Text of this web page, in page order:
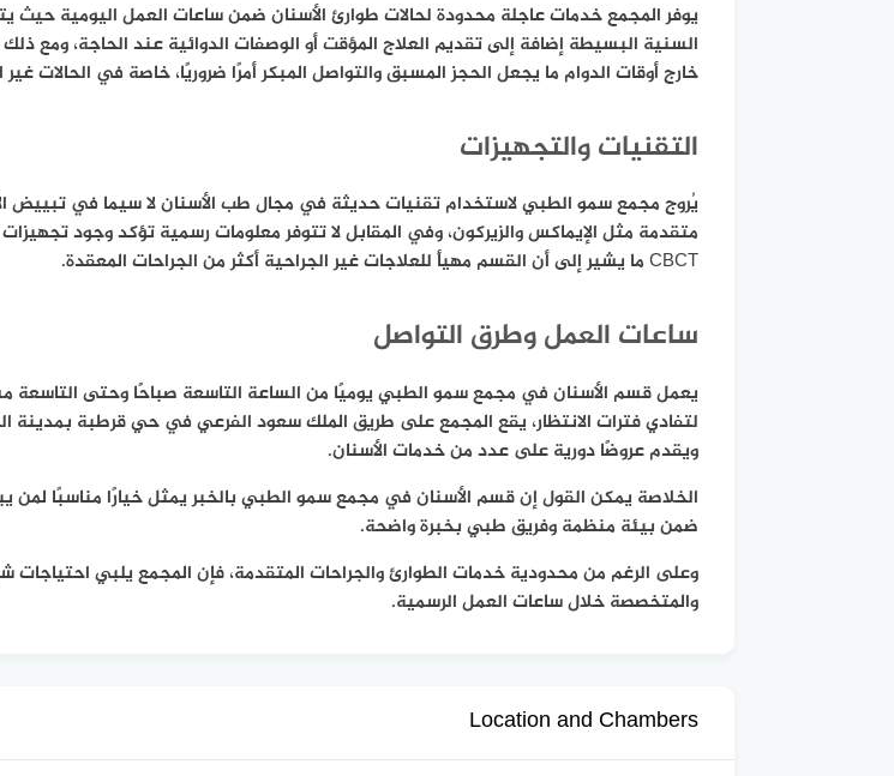
يوفر المجمع خدمات عاجلة محدودة لحالات طوارئ الأسنان ضمن ساعات العمل اليومية حيث
السنية البسيطة إضافة إلى تقديم العلاج المؤقت أو الوصفات الدوائية عند الحاجة، ومع
خارج أوقات الدوام ما يجعل الحجز المسبق والتواصل المبكر أمرًا ضروريًا، خاصة في الحالات غير
التقنيات والتجهيزات
يُروج مجمع سمو الطبي لاستخدام تقنيات حديثة في مجال طب الأسنان لا سيما في تبييض
متقدمة مثل الإيماكس والزيركون، وفي المقابل لا تتوفر معلومات رسمية تؤكد وجود
CBCT ما يشير إلى أن القسم مهيأ للعلاجات غير الجراحية أكثر من الجراحات المعقدة.
ساعات العمل وطرق التواصل
يعمل قسم الأسنان في مجمع سمو الطبي يوميًا من الساعة التاسعة صباحًا وحتى التاسعة
لتفادي فترات الانتظار، يقع المجمع على طريق الملك سعود الفرعي في حي قرطبة بمدينة
ويقدم عروضًا دورية على عدد من خدمات الأسنان.
الخلاصة يمكن القول إن قسم الأسنان في مجمع سمو الطبي بالخبر يمثل خيارًا مناسبًا لمن
ضمن بيئة منظمة وفريق طبي بخبرة واضحة.
وعلى الرغم من محدودية خدمات الطوارئ والجراحات المتقدمة، فإن المجمع يلبي احتياجات
والمتخصصة خلال ساعات العمل الرسمية.
Location and Chambers